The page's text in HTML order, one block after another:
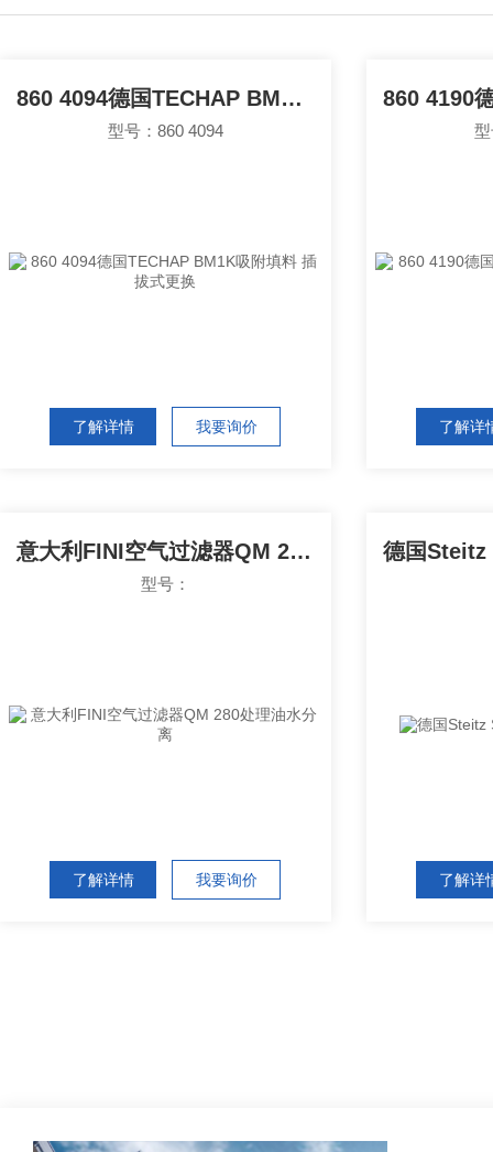
860 4094德国TECHAP BM1K吸附填料 插拔式更换
型号：860 4094
了解详情 我要询价 了解详
意大利FINI空气过滤器QM 280处理油水分离
型号：
了解详情 我要询价 了解详